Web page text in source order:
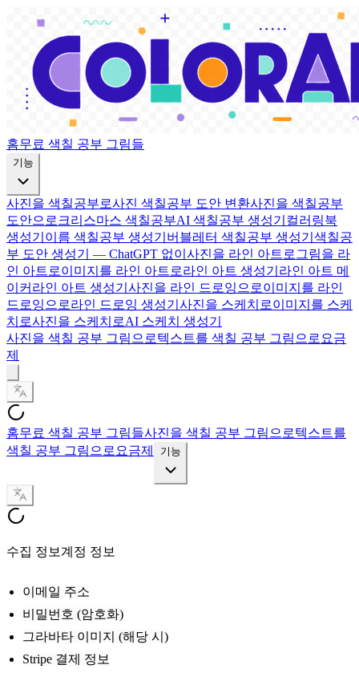
홈무료 색칠 공부 그림들
기능
사진을 색칠공부로사진 색칠공부 도안 변환사진을 색칠공부
도안으로 크리스마스 색칠공부AI 색칠공부 생성기 컬러링북
생성기 이름 색칠공부 생성기 버블레터 색칠공부 생성기 색칠공
부 도안 생성기 — ChatGPT 없이 사진을 라인 아트로 그림을 라
인 아트로이미지를 라인 아트로라인 아트 생성기 라인 아트 메
이커 라인 아트 생성기 사진을 라인 드로잉으로이미지를 라인
드로잉으로라인 드로잉 생성기 사진을 스케치로이미지를 스케
치로사진을 스케치로AI 스케치 생성기
사진을 색칠 공부 그림으로텍스트를 색칠 공부 그림으로 요금
제
홈무료 색칠 공부 그림들사진을 색칠 공부 그림으로텍스트를
색칠 공부 그림으로 요금제 기능
수집 정보계정 정보
이메일 주소
비밀번호 (암호화)
그라바타 이미지 (해당 시)
Stripe 결제 정보